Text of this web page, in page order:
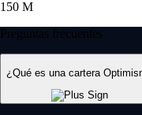
150 M
Preguntas frecuentes
¿Qué es una cartera